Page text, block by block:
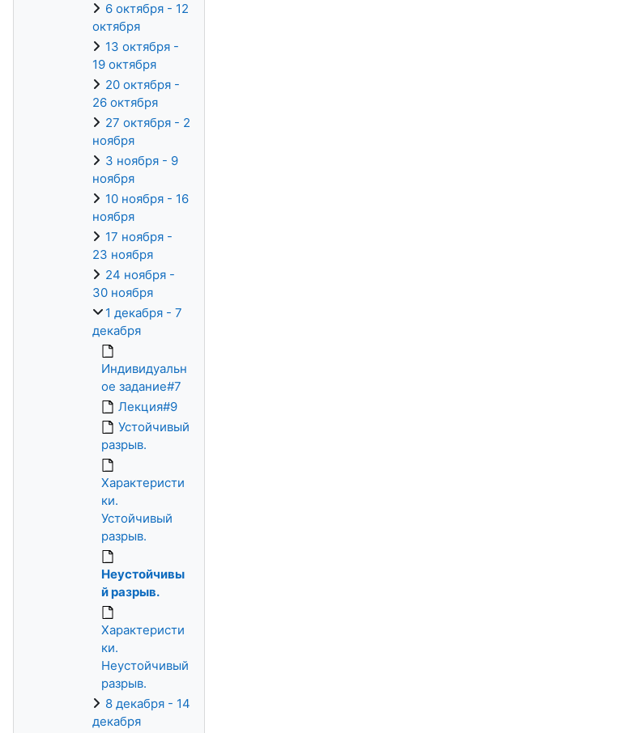
6 октября - 12
октября
13 октября -
19 октября
20 октября -
26 октября
27 октября - 2
ноября
3 ноября - 9
ноября
10 ноября - 16
ноября
17 ноября -
23 ноября
24 ноября -
30 ноября
1 декабря - 7
декабря
Индивидуальн
ое задание#7
Лекция#9
Устойчивый
разрыв.
Характеристи
ки.
Устойчивый
разрыв.
Неустойчивы
й разрыв.
Характеристи
ки.
Неустойчивый
разрыв.
8 декабря - 14
декабря